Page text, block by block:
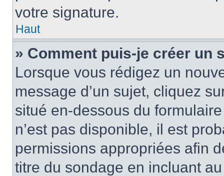
votre signature.
Haut
» Comment puis-je créer un
Lorsque vous rédigez un
message d’un sujet, cliquez
situé en-dessous du
n’est pas disponible, il est
permissions appropriées afin
titre du sondage en incluant